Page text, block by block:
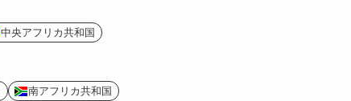
中央アフリカ共和国
南アフリカ共和国